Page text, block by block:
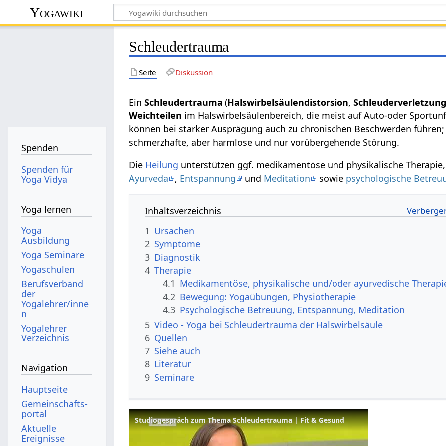
Yogawiki
Schleudertrauma
Seite Diskussion
EinSchleudertrauma (Halswirbelsäulendistorsion,Schleuderverletzung
Weichteilen im Halswirbelsäulenbereich, die meist auf Auto-oder
können bei starker Ausprägung auch zu chronischen Beschwerden
schmerzhafte, aber harmlose und nur vorübergehende Störung.
Die Heilung unterstützen ggf. medikamentöse und physikalische
Ayurveda
, Entspannung und Meditation sowie psychologische
Inhaltsverzeichnis
1 Ursachen
2 Symptome
3 Diagnostik
4 Therapie
4.1 Medikamentöse, physikalische und/oder ayurvedische
4.2 Bewegung: Yogaübungen, Physiotherapie
4.3 Psychologische Betreuung, Entspannung, Meditation
5 Video - Yoga bei Schleudertrauma der Halswirbelsäule
6 Quellen
7 Siehe auch
8 Literatur
9 Seminare
Studiogespräch zum Thema Schleudertrauma | Fit & Gesund
Spenden
Spenden für
Yoga Vidya
Yoga lernen
Yoga
Ausbildung
Yoga Seminare
Yogaschulen
Berufsverband
der
Yogalehrer/inne
n
Yogalehrer
Verzeichnis
Navigation
Hauptseite
Gemeinschafts­
portal
Aktuelle
Ereignisse